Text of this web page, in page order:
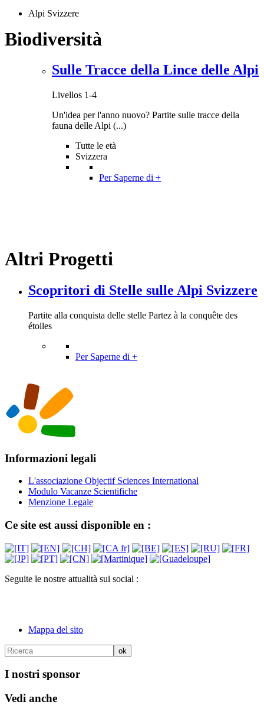
Alpi Svizzere
Biodiversità
Sulle Tracce della Lince delle Alpi
Livellos 1-4
Un'idea per l'anno nuovo? Partite sulle tracce della
fauna delle Alpi (...)
Tutte le età
Svizzera
Per Saperne di +
Altri Progetti
Scopritori di Stelle sulle Alpi Svizzere
Partite alla conquista delle stelle Partez à la conquête des
étoiles
Per Saperne di +
Informazioni legali
L'associazione Objectif Sciences International
Modulo Vacanze Scientifiche
Menzione Legale
Ce site est aussi disponible en :
Seguite le nostre attualità sui social :
Mappa del sito
I nostri sponsor
Vedi anche